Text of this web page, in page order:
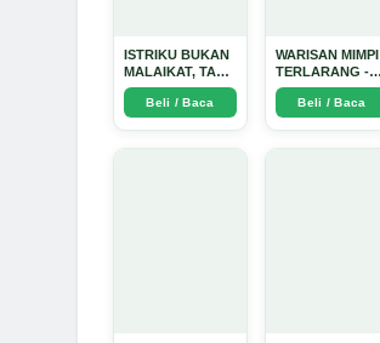
ISTRIKU BUKAN
MALAIKAT, TAPI
AKU JUGA
TIDAK SUCI -
Arda Dinata
Beli / Baca
WARISAN MIMPI
TERLARANG -
Arda Dinata
Beli / Baca